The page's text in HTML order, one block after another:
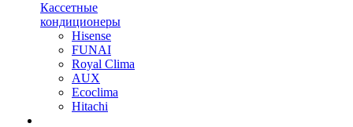
Кассетные
кондиционеры
Hisense
FUNAI
Royal Clima
AUX
Ecoclima
Hitachi